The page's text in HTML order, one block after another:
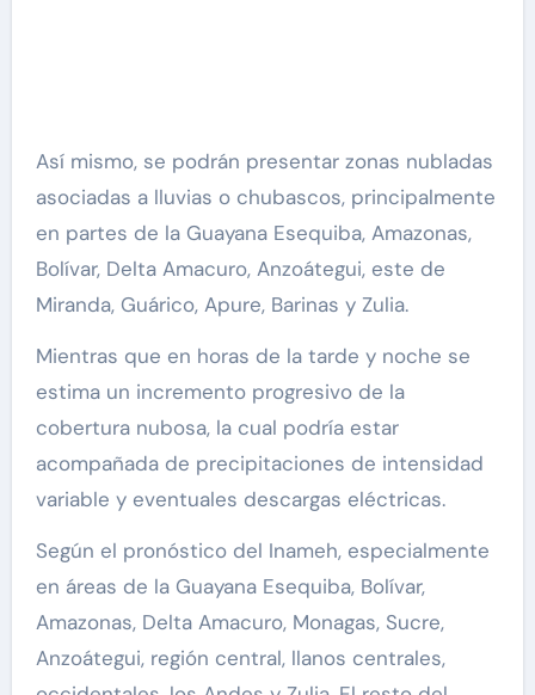
Así mismo, se podrán presentar zonas nubladas
asociadas a lluvias o chubascos, principalmente
en partes de la Guayana Esequiba, Amazonas,
Bolívar, Delta Amacuro, Anzoátegui, este de
Miranda, Guárico, Apure, Barinas y Zulia.
Mientras que en horas de la tarde y noche se
estima un incremento progresivo de la
cobertura nubosa, la cual podría estar
acompañada de precipitaciones de intensidad
variable y eventuales descargas eléctricas.
Según el pronóstico del Inameh, especialmente
en áreas de la Guayana Esequiba, Bolívar,
Amazonas, Delta Amacuro, Monagas, Sucre,
Anzoátegui, región central, llanos centrales,